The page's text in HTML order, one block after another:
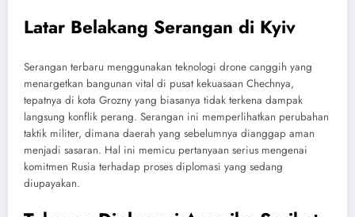
Latar Belakang Serangan di Kyiv
Serangan terbaru menggunakan teknologi drone canggih yang
menargetkan bangunan vital di pusat kekuasaan Chechnya,
tepatnya di kota Grozny yang biasanya tidak terkena dampak
langsung konflik perang. Serangan ini memperlihatkan perubahan
taktik militer, dimana daerah yang sebelumnya dianggap aman
menjadi sasaran. Hal ini memicu pertanyaan serius mengenai
komitmen Rusia terhadap proses diplomasi yang sedang
diupayakan.